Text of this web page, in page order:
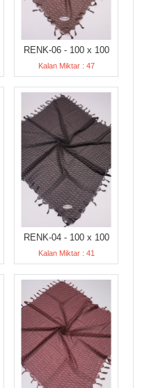
RENK-06 - 100 x 100
Kalan Miktar : 47
RENK-04 - 100 x 100
Kalan Miktar : 41